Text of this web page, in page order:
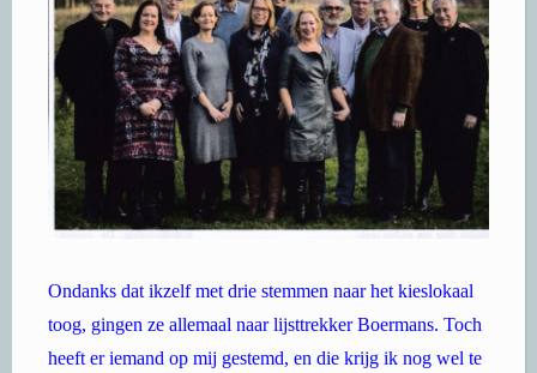
Ondanks dat ikzelf met drie stemmen naar het kieslokaal
toog, gingen ze allemaal naar lijsttrekker Boermans. Toch
heeft er iemand op mij gestemd, en die krijg ik nog wel te